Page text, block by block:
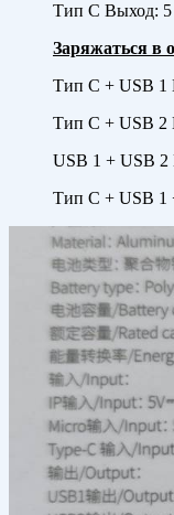
Тип C Выход:
Заряжаться в
Тип C + USB
Тип C + USB
USB 1 + USB
Тип C + USB 1